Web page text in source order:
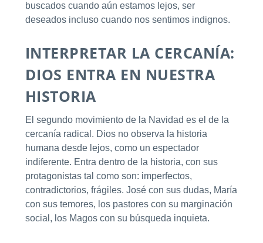
buscados cuando aún estamos lejos, ser
deseados incluso cuando nos sentimos indignos.
INTERPRETAR LA CERCANÍA:
DIOS ENTRA EN NUESTRA
HISTORIA
El segundo movimiento de la Navidad es el de la
cercanía radical. Dios no observa la historia
humana desde lejos, como un espectador
indiferente. Entra dentro de la historia, con sus
protagonistas tal como son: imperfectos,
contradictorios, frágiles. José con sus dudas, María
con sus temores, los pastores con su marginación
social, los Magos con su búsqueda inquieta.